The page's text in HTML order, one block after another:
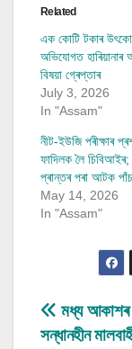
Related
এক কোটি টকাৰ
অভিযোগত
বিষয়া গ্ৰেপ্তাৰ
July 3, 2026
In "Assam"
নীট-ইউজি পৰীক্ষাৰ
ফাদিলক লৈ চিবিআইৰ;
প্ৰান্তৰ পৰা আটক
May 14, 2026
In "Assam"
Post
মধ্য আকাশৰ
সন্ধানহীন